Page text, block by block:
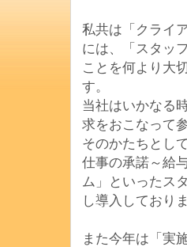
私共は「クライ
には、「スタッ
ことを何より大
す。
当社はいかなる
求をおこなって
そのかたちとし
仕事の承諾～給
ム」といったス
し導入しておりま
また今年は「実